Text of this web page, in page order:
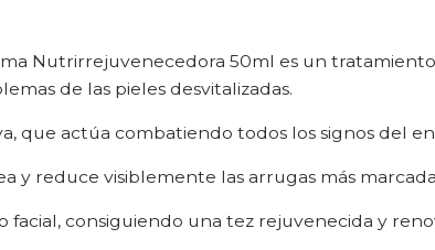
Nutrirrejuvenecedora 50ml es un
de las pieles desvitalizadas.
que actúa combatiendo todos los signos del
y reduce visiblemente las arrugas más
consiguiendo una tez rejuvenecida y